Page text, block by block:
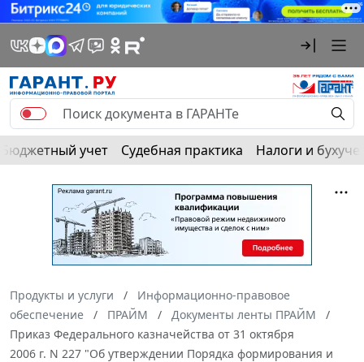
Бюджетный учет Судебная практика Налоги и
Продукты и услуги
Информационно-правовое
обеспечение
ПРАЙМ
Документы ленты ПРАЙМ
Приказ Федерального казначейства от 31 октября
2006 г. N 227 "Об утверждении Порядка формирования и